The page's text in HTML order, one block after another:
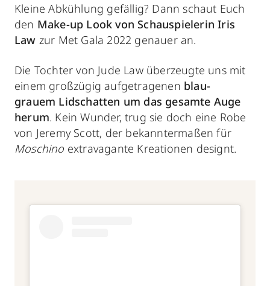
Kleine Abkühlung gefällig? Dann schaut Euch
den Make-up Look von Schauspielerin Iris
Law zur Met Gala 2022 genauer an.
Die Tochter von Jude Law überzeugte uns mit
einem großzügig aufgetragenen blau-
grauem Lidschatten um das gesamte Auge
herum. Kein Wunder, trug sie doch eine Robe
von Jeremy Scott, der bekanntermaßen für
Moschino extravagante Kreationen designt.